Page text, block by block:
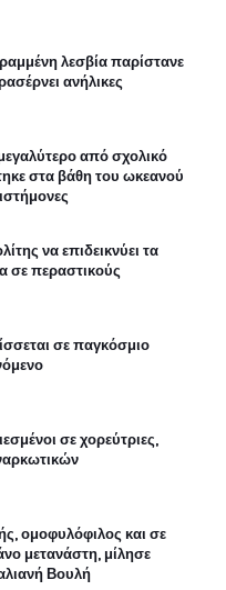
λεσβία παρίστανε
ανήλικες
από σχολικό
στα βάθη του ωκεανού
να επιδεικνύει τα
σε περαστικούς
σε παγκόσμιο
σε χορεύτριες,
ομοφυλόφιλος και σε
μετανάστη, μίλησε
Βουλή